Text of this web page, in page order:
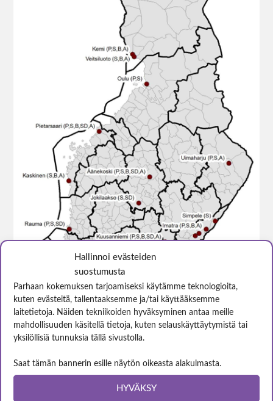
Hallinnoi evästeiden
suostumusta
Parhaan kokemuksen tarjoamiseksi käytämme teknologioita,
kuten evästeitä, tallentaaksemme ja/tai käyttääksemme
laitetietoja. Näiden tekniikoiden hyväksyminen antaa meille
mahdollisuuden käsitellä tietoja, kuten selauskäyttäytymistä tai
yksilöllisiä tunnuksia tällä sivustolla.
Saat tämän bannerin esille näytön oikeasta alakulmasta.
HYVÄKSY
Tutkimusaineiston maantieteellinen kattavuus
tehdasvastaanottopaikoittain. Kuva © Harri Kilpeläinen /
Luke
Pulpwood Online pähkinänkuoressa